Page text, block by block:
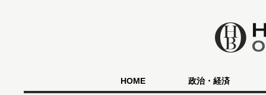
HOME 政治・経済